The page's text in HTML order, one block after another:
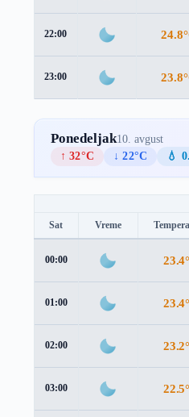
22:00
23:00
Ponedeljak10. avgust
↑ 32°C
↓ 22°C 💧
Sat Vreme
00:00
01:00
02:00
03:00